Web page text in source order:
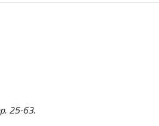
25-63.